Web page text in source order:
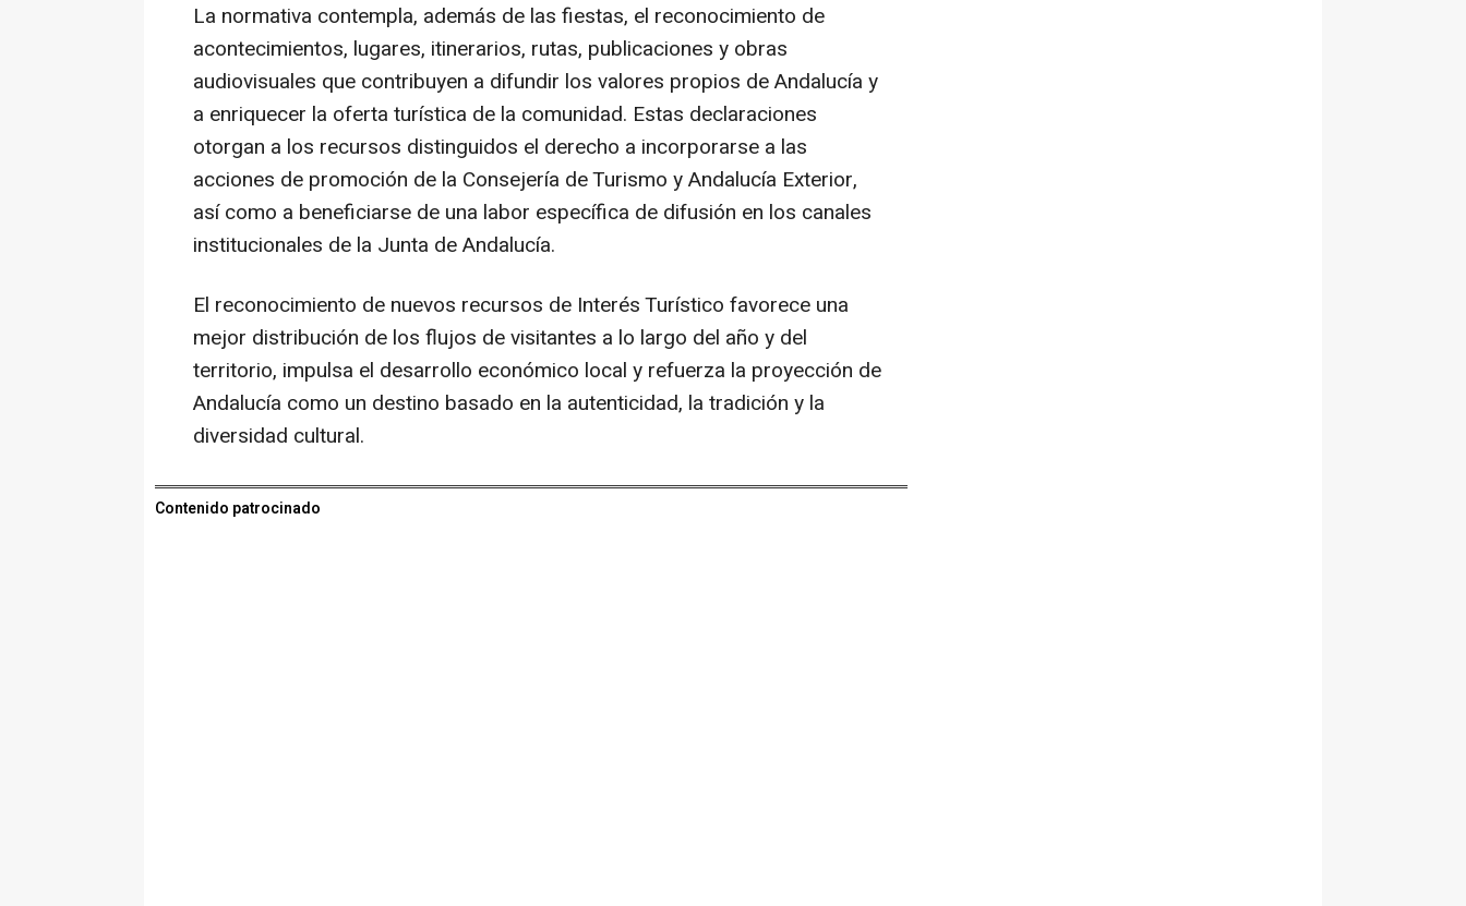
La normativa contempla, además de las fiestas, el reconocimiento de
acontecimientos, lugares, itinerarios, rutas, publicaciones y obras
audiovisuales que contribuyen a difundir los valores propios de Andalucía y
a enriquecer la oferta turística de la comunidad. Estas declaraciones
otorgan a los recursos distinguidos el derecho a incorporarse a las
acciones de promoción de la Consejería de Turismo y Andalucía Exterior,
así como a beneficiarse de una labor específica de difusión en los canales
institucionales de la Junta de Andalucía.
El reconocimiento de nuevos recursos de Interés Turístico favorece una
mejor distribución de los flujos de visitantes a lo largo del año y del
territorio, impulsa el desarrollo económico local y refuerza la proyección de
Andalucía como un destino basado en la autenticidad, la tradición y la
diversidad cultural.
Contenido patrocinado